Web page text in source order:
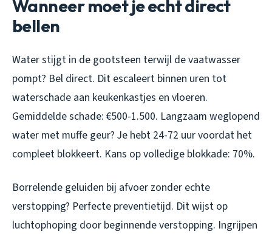
Wanneer moet je echt direct
bellen
Water stijgt in de gootsteen terwijl de vaatwasser
pompt? Bel direct. Dit escaleert binnen uren tot
waterschade aan keukenkastjes en vloeren.
Gemiddelde schade: €500-1.500. Langzaam weglopend
water met muffe geur? Je hebt 24-72 uur voordat het
compleet blokkeert. Kans op volledige blokkade: 70%.
Borrelende geluiden bij afvoer zonder echte
verstopping? Perfecte preventietijd. Dit wijst op
luchtophoping door beginnende verstopping. Ingrijpen